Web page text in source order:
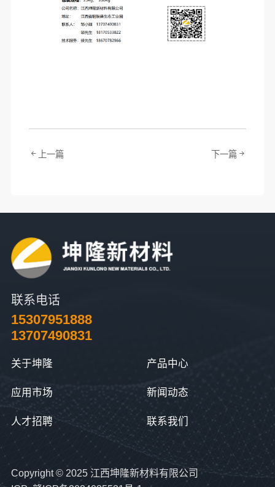
上一篇 下一篇
联系电话
15307951888
13707490831
关于坤隆 产品中心
应用市场 新闻动态
人才招聘 联系我们
Copyright © 2025 江西坤隆新材料有限公司